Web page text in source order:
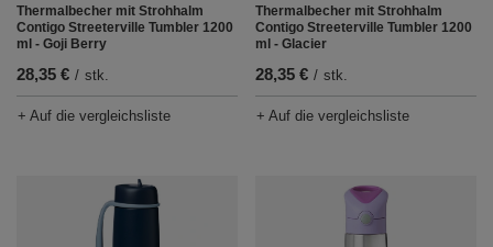
Thermalbecher mit Strohhalm
Contigo Streeterville Tumbler 1200
ml - Goji Berry
28,35 € / stk.
+ Auf die vergleichsliste
Thermalbecher mit Strohhalm
Contigo Streeterville Tumbler 1200
ml - Glacier
28,35 € / stk.
+ Auf die vergleichsliste